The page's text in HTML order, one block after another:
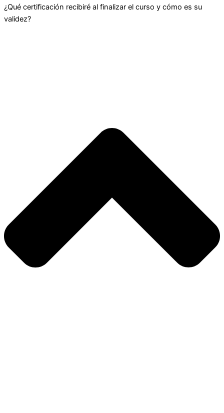
¿Qué certificación recibiré al finalizar el curso y cómo es su
validez?